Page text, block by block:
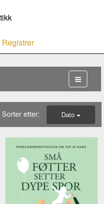
Registrer
Sorter etter: Dato